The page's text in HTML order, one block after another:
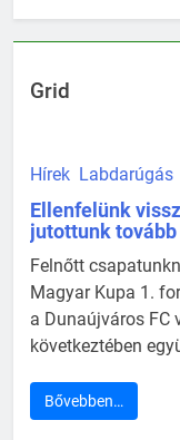
Grid
Hírek Labdarúgás
Ellenfelünk
jutottunk tovább
Felnőtt
Magyar Kupa 1.
a Dunaújváros FC
következtében
Bővebben…